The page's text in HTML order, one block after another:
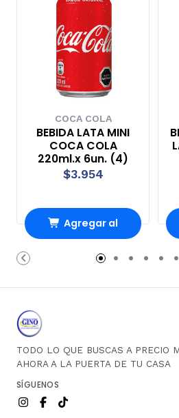
COCA COLA
BEBIDA LATA MINI
COCA COLA
220ml.x 6un. (4)
$3.954
Agregar al
Carro
TODO LO QUE BUSCAS A PRECIO
AHORA A LA PUERTA DE TU CASA
SÍGUENOS